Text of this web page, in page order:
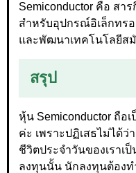
Semiconductor คือ สา
สำหรับอุปกรณ์อิเล็กทร
และพัฒนาเทคโนโลยีส
สรุป
หุ้น Semiconductor ถื
ค่ะ เพราะปฏิเสธไม่ได้
ชีวิตประจำวันของเราเ
ลงทุนนั้น นักลงทุนต้อง